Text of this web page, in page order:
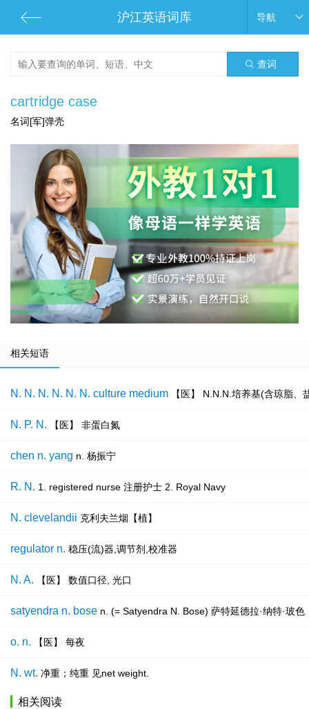
沪江英语词库 导航
查词
cartridge case
名词[军]弹壳
相关短语
N. N. N. N. N. N. culture medium 【医】 N.N.N.培养基(含琼脂
N. P. N. 【医】 非蛋白氮
chen n. yang n. 杨振宁
R. N. 1. registered nurse 注册护士 2. Royal Navy
N. clevelandii 克利夫兰烟【植】
regulator n. 稳压(流)器,调节剂,校准器
N. A. 【医】 数值口径, 光口
satyendra n. bose n. (= Satyendra N. Bose) 萨特延德拉·纳特·玻
o. n. 【医】 每夜
N. wt. 净重；纯重 见net weight.
相关阅读